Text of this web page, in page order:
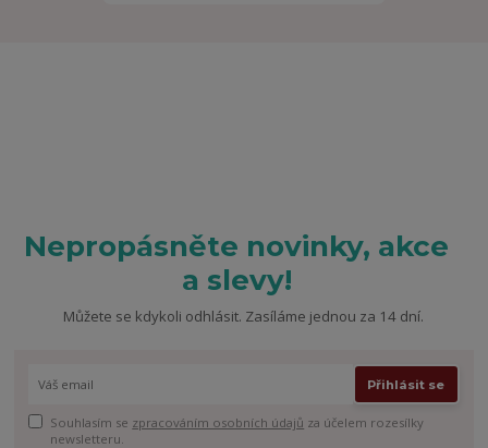
Nepropásněte novinky, akce
a slevy!
Můžete se kdykoli odhlásit. Zasíláme jednou za 14 dní.
Přihlásit se
Souhlasím se zpracováním osobních údajů za účelem rozesílky
newsletteru.